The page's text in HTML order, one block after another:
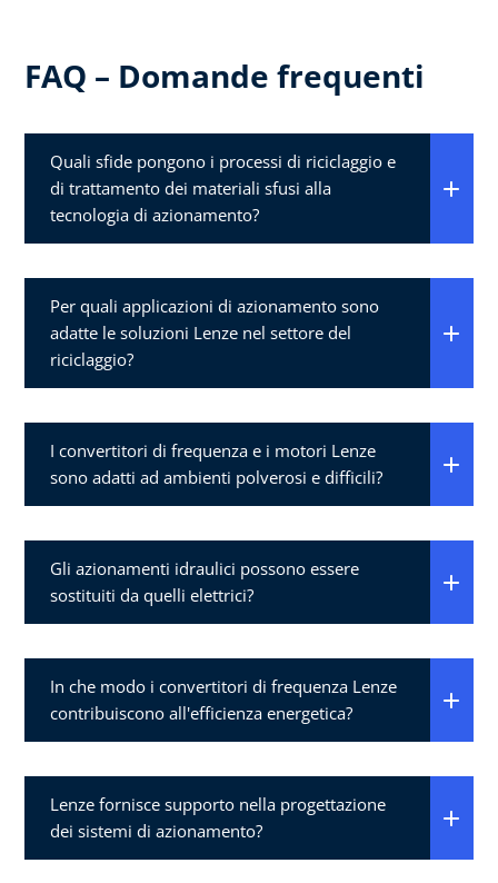
FAQ – Domande frequenti
Quali sfide pongono i processi di riciclaggio e
di trattamento dei materiali sfusi alla
tecnologia di azionamento?
Per quali applicazioni di azionamento sono
adatte le soluzioni Lenze nel settore del
riciclaggio?
I convertitori di frequenza e i motori Lenze
sono adatti ad ambienti polverosi e difficili?
Gli azionamenti idraulici possono essere
sostituiti da quelli elettrici?
In che modo i convertitori di frequenza Lenze
contribuiscono all'efficienza energetica?
Lenze fornisce supporto nella progettazione
dei sistemi di azionamento?